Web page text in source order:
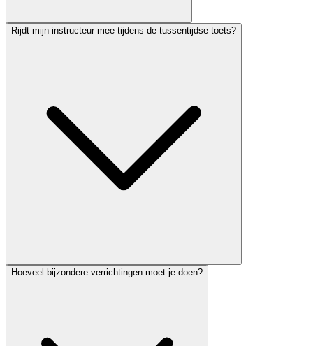
Rijdt mijn instructeur mee tijdens de tussentijdse toets?
Hoeveel bijzondere verrichtingen moet je doen?